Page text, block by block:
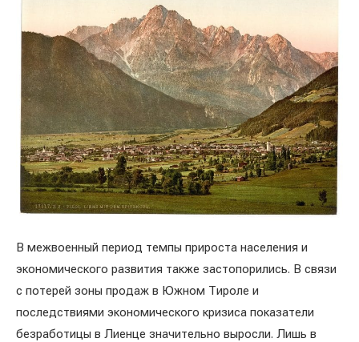
В межвоенный период темпы прироста населения и
экономического развития также застопорились. В связи
с потерей зоны продаж в Южном Тироле и
последствиями экономического кризиса показатели
безработицы в Лиенце значительно выросли. Лишь в